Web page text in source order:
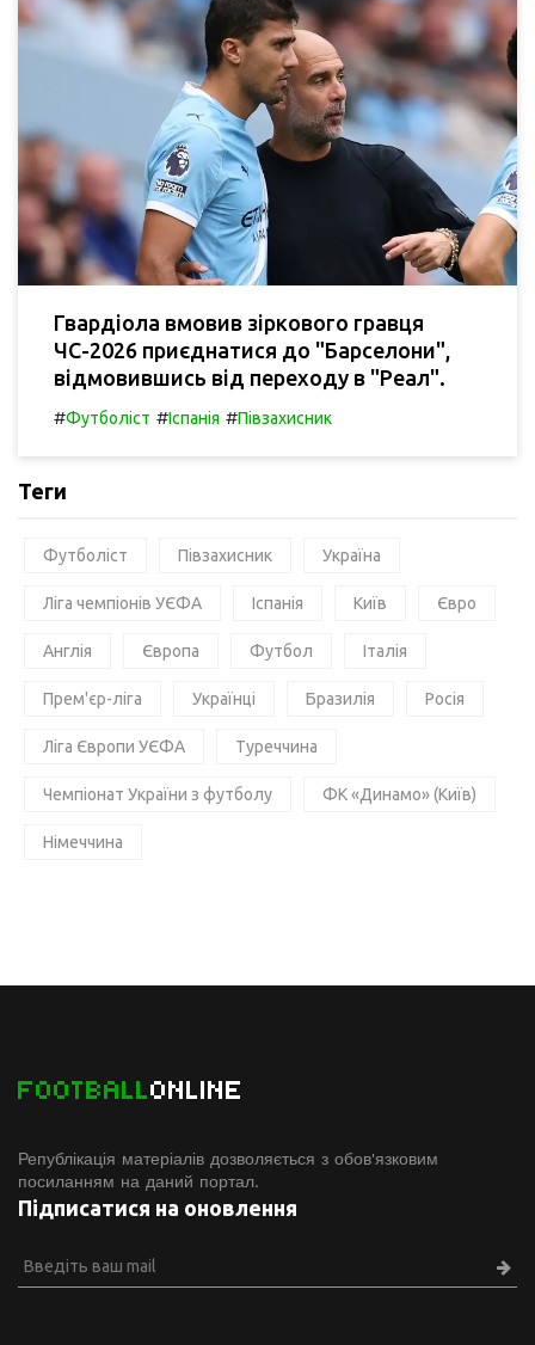
Гвардіола вмовив зіркового гравця
ЧС-2026 приєднатися до "Барселони",
відмовившись від переходу в "Реал".
#Футболіст #Іспанія #Півзахисник
Теги
Футболіст Півзахисник Україна
Ліга чемпіонів УЄФА Іспанія Київ Євро
Англія Європа Футбол Італія
Прем'єр-ліга Українці Бразилія Росія
Ліга Європи УЄФА Туреччина
Чемпіонат України з футболу ФК «Динамо» (Київ)
Німеччина
FOOTBALLONLINE
Републікація матеріалів дозволяється з обов'язковим
посиланням на даний портал.
Підписатися на оновлення